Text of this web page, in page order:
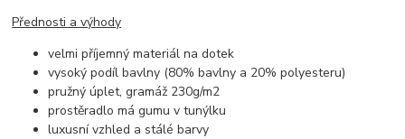
Přednosti a výhody
velmi příjemný materiál na dotek
vysoký podíl bavlny (80% bavlny a 20% polyesteru)
pružný úplet, gramáž 230g/m2
prostěradlo má gumu v tunýlku
luxusní vzhled a stálé barvy